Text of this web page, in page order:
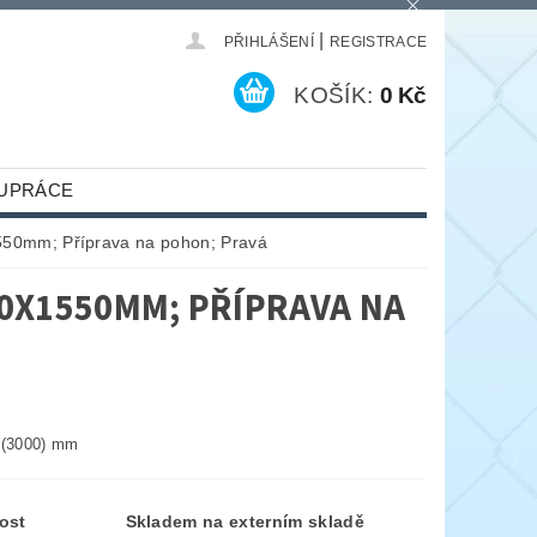
PŘIHLÁŠENÍ REGISTRACE
KOŠÍK: 0 Kč
Příprava na pohon; Pravá
PŘÍPRAVA NA
mm
Skladem na externím skladě